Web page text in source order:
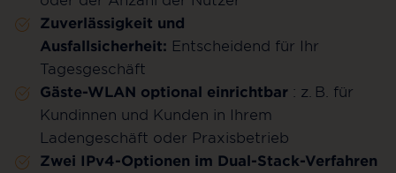
Zuverlässigkeit und
Ausfallsicherheit: Entscheidend für Ihr
Tagesgeschäft
Gäste-WLAN optional einrichtbar : z. B. für
Kundinnen und Kunden in Ihrem
Ladengeschäft oder Praxisbetrieb
Zwei IPv4-Optionen im Dual-Stack-Verfahren